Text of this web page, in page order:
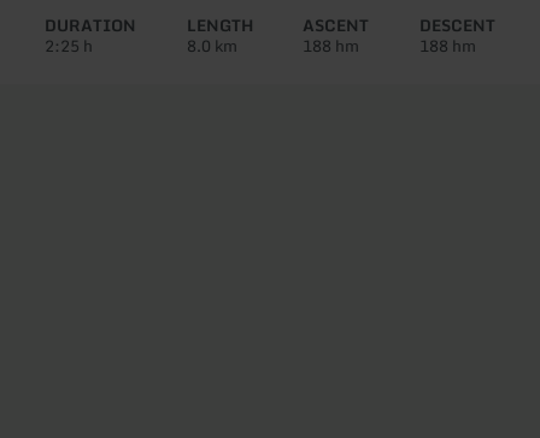
tour:
DURATION
2:25 h
LENGTH
8.0 km
ASCENT
188 hm
DESCENT
188 hm